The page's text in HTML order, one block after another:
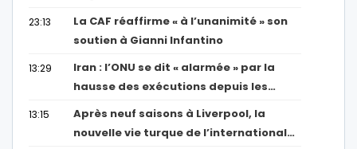
23:13
La CAF réaffirme « à l’unanimité » son
soutien à Gianni Infantino
13:29
Iran : l’ONU se dit « alarmée » par la
hausse des exécutions depuis les…
13:15
Après neuf saisons à Liverpool, la
nouvelle vie turque de l’international…